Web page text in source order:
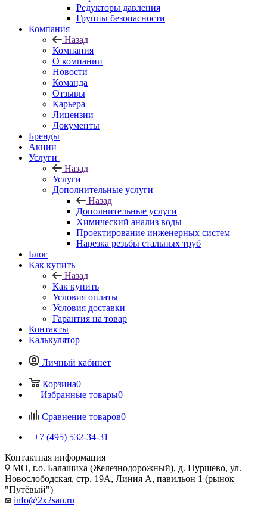
Редукторы давления
Группы безопасности
Компания
Назад
Компания
О компании
Новости
Команда
Отзывы
Карьера
Лицензии
Документы
Бренды
Акции
Услуги
Назад
Услуги
Дополнительные услуги
Назад
Дополнительные услуги
Химический анализ воды
Проектирование инженерных систем
Нарезка резьбы стальных труб
Блог
Как купить
Назад
Как купить
Условия оплаты
Условия доставки
Гарантия на товар
Контакты
Калькулятор
Личный кабинет
Корзина0
Избранные товары0
Сравнение товаров0
+7 (495) 532‑34‑31
Контактная информация
МО, г.о. Балашиха (Железнодорожный), д. Пуршево, ул.
Новослободская, стр. 19А, Линия А, павильон 1 (рынок
"Путёвый")
info@2x2san.ru